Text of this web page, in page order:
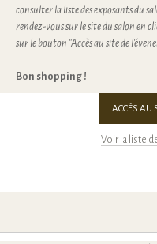
consulter la liste des exposants du
rendez-vous sur le site du salon en
sur le bouton "Accès au site de
Bon shopping !
ACCÈS AU
Voir la liste